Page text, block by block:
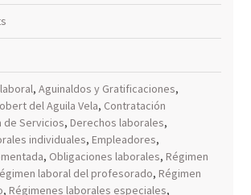
, Aguinaldos y Gratificaciones,
del Aguila Vela, Contratación
de Servicios, Derechos laborales,
individuales, Empleadores,
, Obligaciones laborales, Régimen
laboral del profesorado, Régimen
, Régimenes laborales especiales,